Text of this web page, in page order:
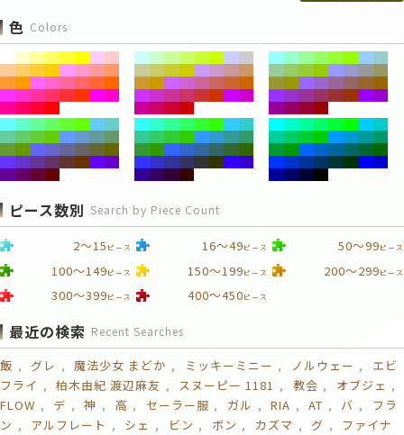
色 Colors
ピース数別 Search by Piece Count
2～15 ピース 16～49ピース 50～99ピース
100～149ピース 150～199ピース 200～299ピース
300～399ピース 400～450ピース
最近の検索 Recent Searches
飯 グレ 魔法少女 まどか ミッキーミニー ノルウェー
エビ
フライ
柏木由紀 渡辺麻友 スヌーピー 1181 教会
オブジェ
FLOW
デ 神 高 セーラー服 ガル RIA AT バ
フラ
ン
アルフレート シェ ビン ボン カズマ グ
ファイナ